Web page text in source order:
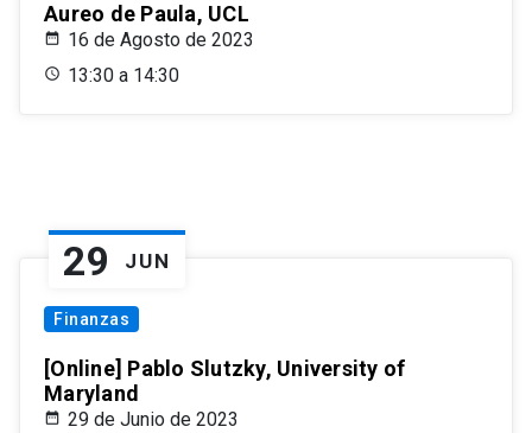
Aureo de Paula, UCL
16 de Agosto de 2023
13:30 a 14:30
29 JUN
Finanzas
[Online] Pablo Slutzky, University of
Maryland
29 de Junio de 2023